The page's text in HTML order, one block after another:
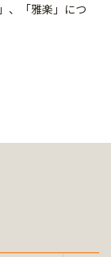
、「雅楽」につ